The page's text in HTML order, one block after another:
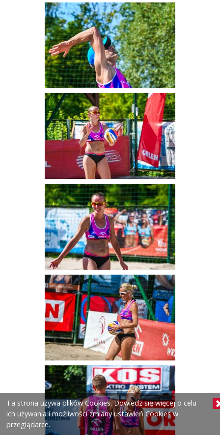
Ta strona używa plików Cookies. Dowiedz się więcej o celu
ich używania i możliwości zmiany ustawień Cookies w
przeglądarce.